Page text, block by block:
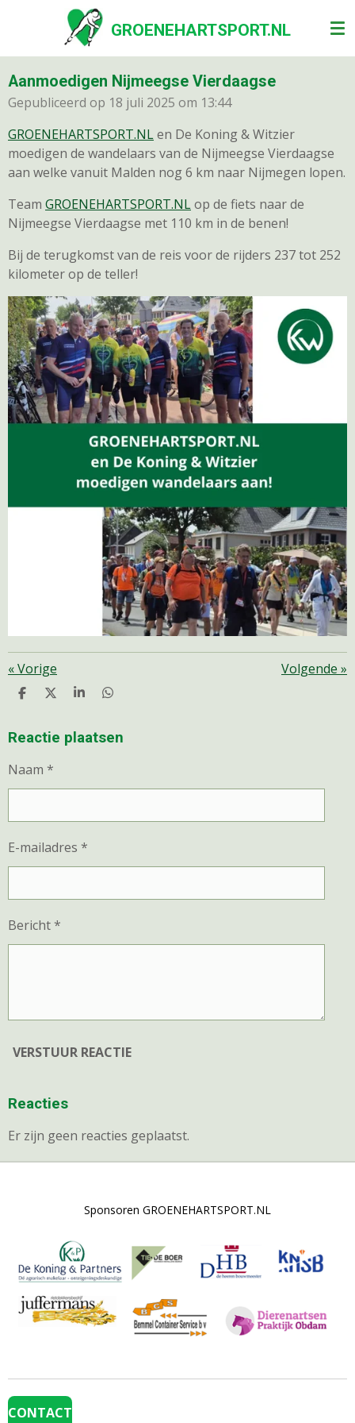
naar
de
hoofdinhoud
GROENEHARTSPORT.NL
Aanmoedigen Nijmeegse Vierdaagse
Gepubliceerd op 18 juli 2025 om 13:44
GROENEHARTSPORT.NLen De Koning & Witzier
moedigen de wandelaars van de Nijmeegse Vierdaagse
aan welke vanuit Malden nog 6 km naar Nijmegen lopen.
Team GROENEHARTSPORT.NLop de fiets naar de
Nijmeegse Vierdaagse met 110 km in de benen!
Bij de terugkomst van de reis voor de rijders 237 tot 252
kilometer op de teller!
«Vorige Volgende »
D
E
D
L
S
R
D
E
Reactie plaatsen
Naam *
E-mailadres *
Bericht *
VERSTUUR REACTIE
Reacties
Er zijn geen reacties geplaatst.
Sponsoren GROENEHARTSPORT.NL
CONTACT